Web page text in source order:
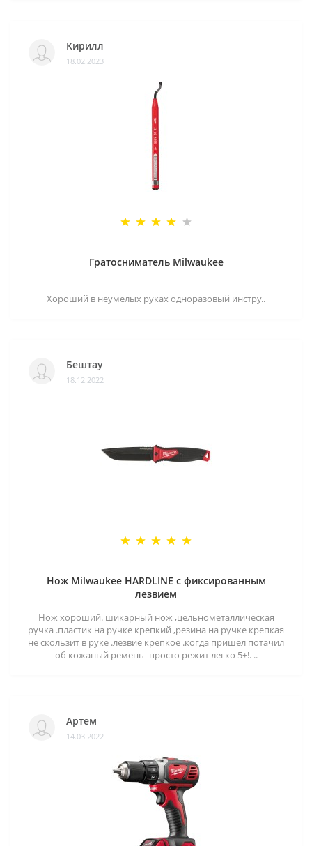
Кирилл
18.02.2023
Гратосниматель Milwaukee
Хороший в неумелых руках одноразовый инстру..
Бештау
18.12.2022
Нож Milwaukee HARDLINE с фиксированным
лезвием
Нож хороший. шикарный нож ,цельнометаллическая
ручка .пластик на ручке крепкий ,резина на ручке крепкая
не скользит в руке .лезвие крепкое .когда пришёл потачил
об кожаный ремень -просто режит легко 5+!. ..
Артем
14.03.2022